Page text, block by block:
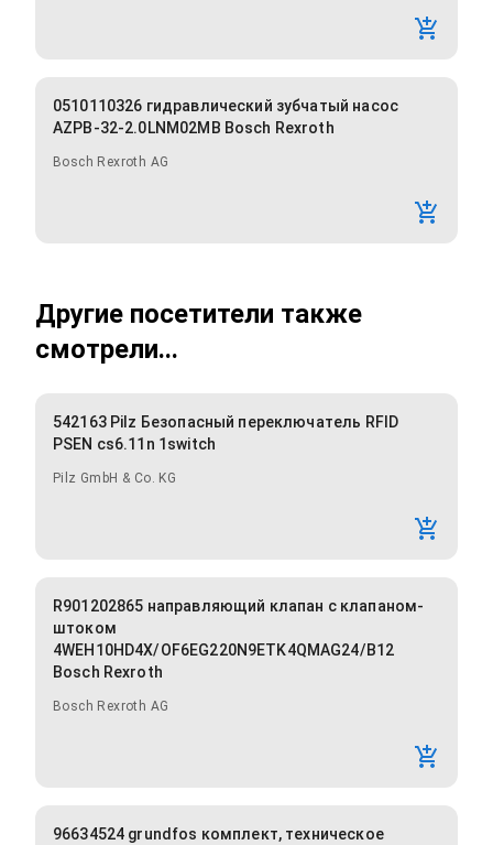
0510110326 гидравлический зубчатый насос
AZPB-32-2.0LNM02MB Bosch Rexroth
Bosch Rexroth AG
Другие посетители также
смотрели...
542163 Pilz Безопасный переключатель RFID
PSEN cs6.11n 1switch
Pilz GmbH & Co. KG
R901202865 направляющий клапан с клапаном-
штоком
4WEH10HD4X/OF6EG220N9ETK4QMAG24/B12
Bosch Rexroth
Bosch Rexroth AG
96634524 grundfos комплект, техническое